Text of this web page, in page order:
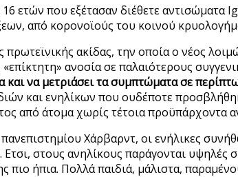
ετών που εξέτασαν διέθετε αντισώματα
από κορονοϊούς του κοινού
ακίδας, την οποία ο νέος
ανοσία σε παλαιότερους
να μετριάσει τα συμπτώματα σε
και ενηλίκων που ουδέποτε
από άτομα χωρίς τέτοια προϋπάρχοντα
Χάρβαρντ, οι ενήλικες
. Ετσι, στους ανηλίκους παράγονται
ήπια. Πολλά παιδιά, μάλιστα,